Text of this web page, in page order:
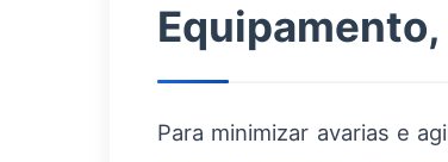
Para minimizar avarias e